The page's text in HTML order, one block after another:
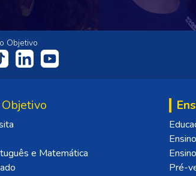
Objetivo
e Matemática
Pré-